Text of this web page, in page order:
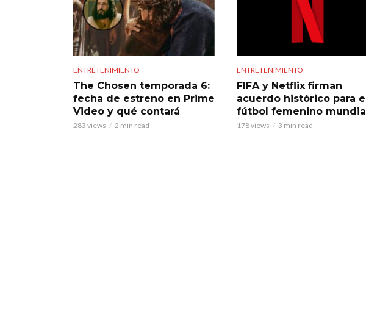
ENTRETENIMIENTO
The Chosen temporada 6:
fecha de estreno en Prime
Video y qué contará
283 views 2 min read
ENTRETENIMIENTO
FIFA y Netflix firman
acuerdo histórico para el
fútbol femenino mundial
178 views 3 min read